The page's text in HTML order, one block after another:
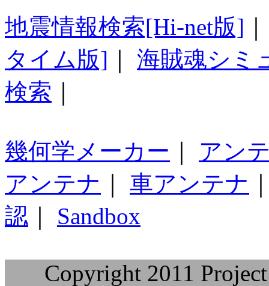
地震情報検索[Hi-net版]
タイム版]
海賊魂シミ
検索
幾何学メーカー
アン
アンテナ
車アンテナ
認
Sandbox
Copyright 2011